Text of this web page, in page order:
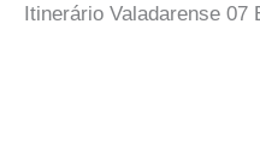
Itinerário Valadarense 07